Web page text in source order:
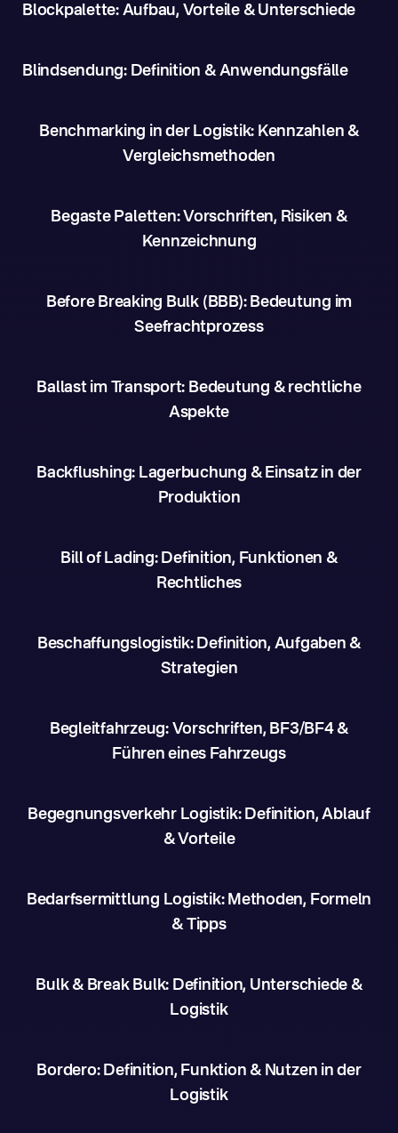
Blockpalette: Aufbau, Vorteile & Unterschiede
Blindsendung: Definition & Anwendungsfälle
Benchmarking in der Logistik: Kennzahlen &
Vergleichsmethoden
Begaste Paletten: Vorschriften, Risiken &
Kennzeichnung
Before Breaking Bulk (BBB): Bedeutung im
Seefrachtprozess
Ballast im Transport: Bedeutung & rechtliche
Aspekte
Backflushing: Lagerbuchung & Einsatz in der
Produktion
Bill of Lading: Definition, Funktionen &
Rechtliches
Beschaffungslogistik: Definition, Aufgaben &
Strategien
Begleitfahrzeug: Vorschriften, BF3/BF4 &
Führen eines Fahrzeugs
Begegnungsverkehr Logistik: Definition, Ablauf
& Vorteile
Bedarfsermittlung Logistik: Methoden, Formeln
& Tipps
Bulk & Break Bulk: Definition, Unterschiede &
Logistik
Bordero: Definition, Funktion & Nutzen in der
Logistik